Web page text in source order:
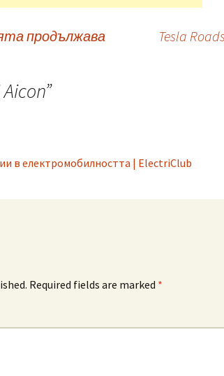
продължава Tesla
”
в електромобилността | ElectriClub
Required fields are marked *